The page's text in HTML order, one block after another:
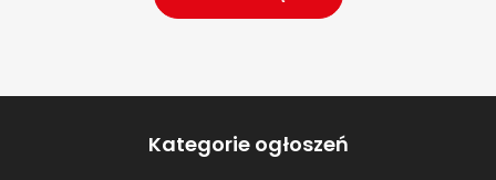
Kategorie ogłoszeń